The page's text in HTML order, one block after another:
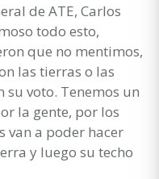
de ATE, Carlos
todo esto,
que no mentimos,
las tierras o las
su voto. Tenemos un
la gente, por los
van a poder hacer
y luego su techo